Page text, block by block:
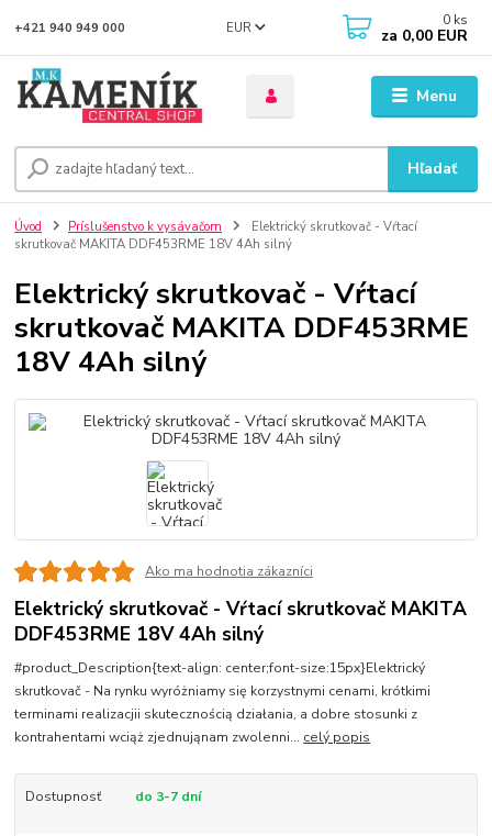
Menu
EUR
Hľadať
+421 940 949 000 0 ks
za 0,00 EUR
Úvod Príslušenstvo k vysávačom
Elektrický skrutkovač - Vŕtací
skrutkovač MAKITA DDF453RME 18V 4Ah silný
Elektrický skrutkovač - Vŕtací
skrutkovač MAKITA DDF453RME
18V 4Ah silný
Ako ma hodnotia zákazníci
Elektrický skrutkovač - Vŕtací skrutkovač MAKITA
DDF453RME 18V 4Ah silný
#product_Description{text-align: center;font-size:15px}Elektrický
skrutkovač - Na rynku wyróżniamy się korzystnymi cenami, krótkimi
terminami realizacjii skutecznością działania, a dobre stosunki z
kontrahentami wciąż zjednująnam zwolenni... celý popis
Dostupnosť do 3-7 dní